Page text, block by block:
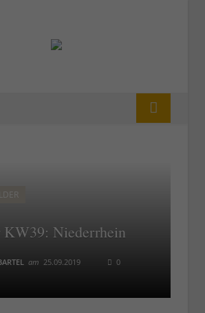
Niederrhein
am 25.09.2019
0